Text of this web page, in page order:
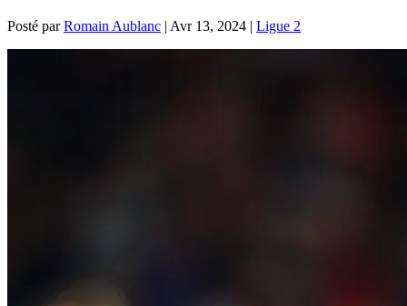
Posté parRomain Aublanc | Avr 13, 2024 | Ligue 2